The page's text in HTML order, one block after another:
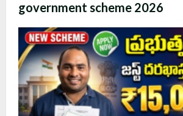
government scheme 2026